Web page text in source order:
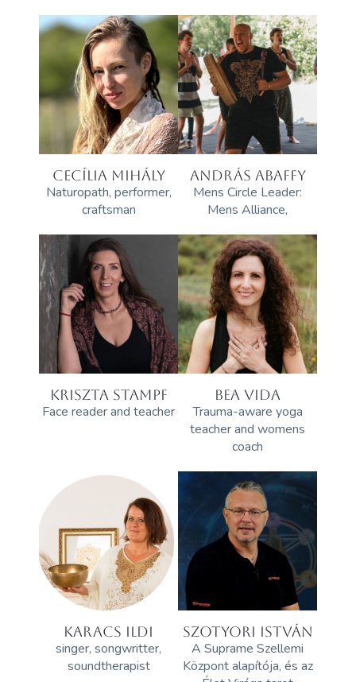
CECÍLIA MIHÁLY
Naturopath, performer,
craftsman
ANDRÁS ABAFFY
Mens Circle Leader:
Mens Alliance,
KRISZTA STAMPF
Face reader and teacher
BEA VIDA
Trauma-aware yoga
teacher and womens
coach
KARACS ILDI
singer, songwritter,
soundtherapist
SZOTYORI ISTVÁN
A Suprame Szellemi
Központ alapítója, és az